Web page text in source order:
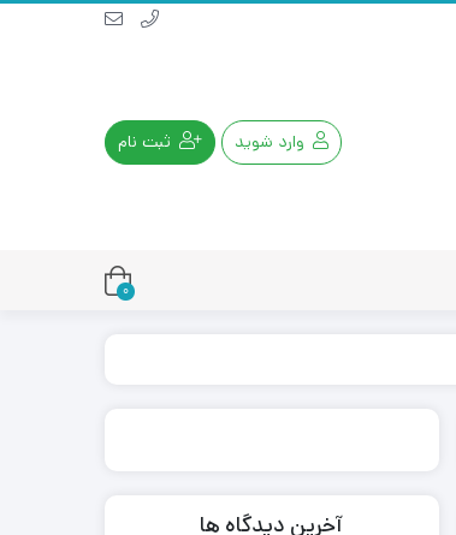
وارد شوید ثبت نام
موبایل و ایپد
0
آخرین دیدگاه ها